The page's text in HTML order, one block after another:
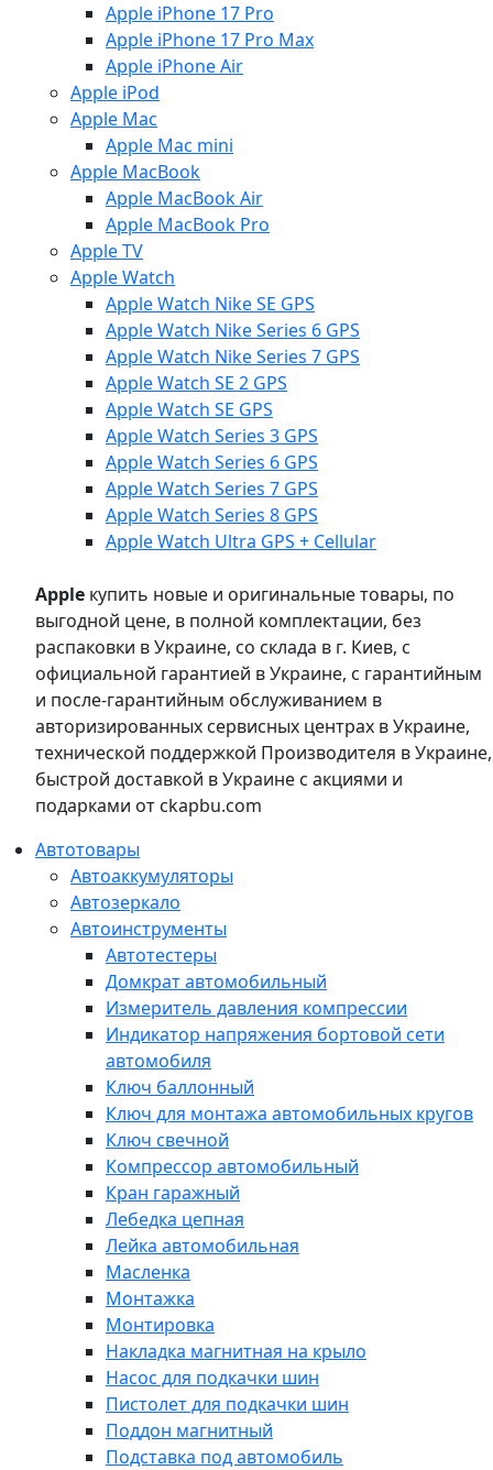
Apple iPhone 17 Pro
Apple iPhone 17 Pro Max
Apple iPhone Air
Apple iPod
Apple Mac
Apple Mac mini
Apple MacBook
Apple MacBook Air
Apple MacBook Pro
Apple TV
Apple Watch
Apple Watch Nike SE GPS
Apple Watch Nike Series 6 GPS
Apple Watch Nike Series 7 GPS
Apple Watch SE 2 GPS
Apple Watch SE GPS
Apple Watch Series 3 GPS
Apple Watch Series 6 GPS
Apple Watch Series 7 GPS
Apple Watch Series 8 GPS
Apple Watch Ultra GPS + Cellular
Apple купить новые и оригинальные товары, по
выгодной цене, в полной комплектации, без
распаковки в Украине, со склада в г. Киев, с
официальной гарантией в Украине, с гарантийным
и после-гарантийным обслуживанием в
авторизированных сервисных центрах в Украине,
технической поддержкой Производителя в Украине,
быстрой доставкой в Украине с акциями и
подарками от ckapbu.com
Автотовары
Автоаккумуляторы
Автозеркало
Автоинструменты
Автотестеры
Домкрат автомобильный
Измеритель давления компрессии
Индикатор напряжения бортовой сети
автомобиля
Ключ баллонный
Ключ для монтажа автомобильных кругов
Ключ свечной
Компрессор автомобильный
Кран гаражный
Лебедка цепная
Лейка автомобильная
Масленка
Монтажка
Монтировка
Накладка магнитная на крыло
Насос для подкачки шин
Пистолет для подкачки шин
Поддон магнитный
Подставка под автомобиль